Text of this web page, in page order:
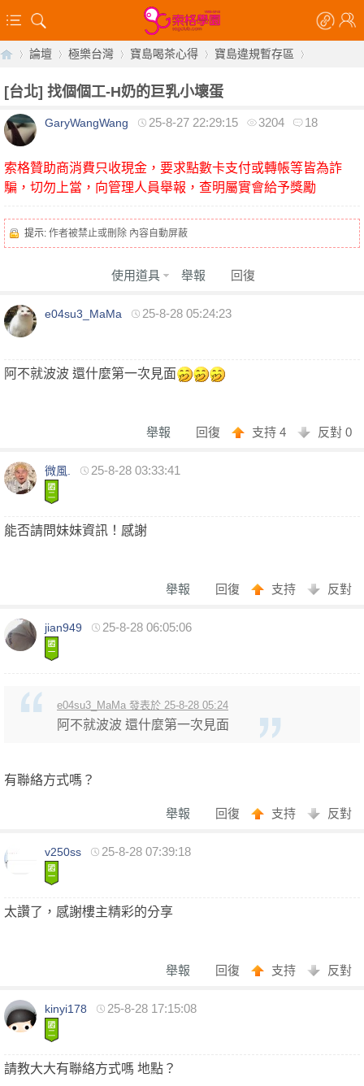
【
園
»
論壇
›
極樂台灣
›
寶島喝茶心得
›
寶島違規暫存區
›
[台北] 找個個工-H奶的巨乳小壞蛋
GaryWangWang 25-8-27 22:29:15 3204 18
索格贊助商消費只收現金，要求點數卡支付或轉帳等皆為詐
騙，切勿上當，向管理人員舉報，查明屬實會給予獎勵
提示: 作者被禁止或刪除 內容自動屏蔽
回復
使用道具 舉報
e04su3_MaMa 25-8-28 05:24:23
阿不就波波 還什麼第一次見面
回復 支持 4 反對 0
舉報
微風. 25-8-28 03:33:41
能否請問妹妹資訊！感謝
回復 支持 反對
舉報
jian949 25-8-28 06:05:06
e04su3_MaMa 發表於 25-8-28 05:24
阿不就波波 還什麼第一次見面
有聯絡方式嗎？
回復 支持 反對
舉報
v250ss 25-8-28 07:39:18
太讚了，感謝樓主精彩的分享
回復 支持 反對
舉報
kinyi178 25-8-28 17:15:08
請教大大有聯絡方式嗎 地點？